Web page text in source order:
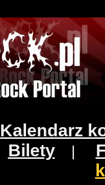
Kalendarz
Bilety|